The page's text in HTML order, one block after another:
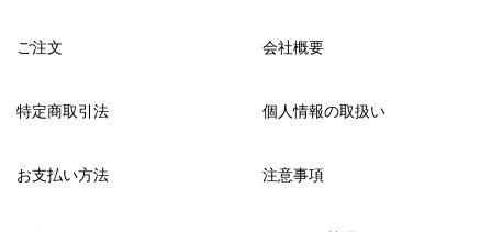
ご注文 会社概要
特定商取引法 個人情報の取扱い
お支払い方法 注意事項